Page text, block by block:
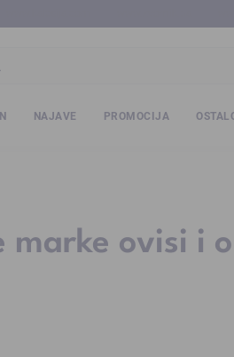
NAJAVE PROMOCIJA
ovisi i